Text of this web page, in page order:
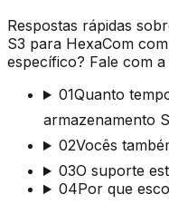
Respostas rápidas
S3 para HexaCom
específico? Fale com a
01Quanto
armazenamento
02Vocês
03O suporte
04Por que